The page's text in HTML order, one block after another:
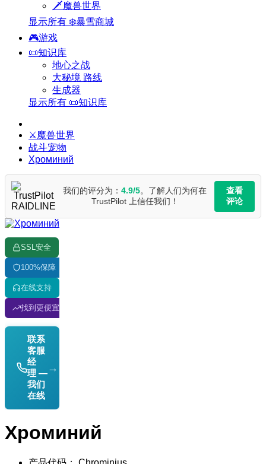
🗡️魔兽世界
显示所有 ❄️暴雪商城
🎮游戏
📜知识库
地心之战
大秘境 路线
生成器
显示所有 📜知识库
⚔️魔兽世界
战斗宠物
Хроминий
我们的评分为：4.9/5。了解人们为何在
TrustPilot 上信任我们！
查看
评论
SSL安全
100%保障
在线支持
找到更便宜的？我们匹配价格！
联系
客服
经
理 —
我们
在线
→
Хроминий